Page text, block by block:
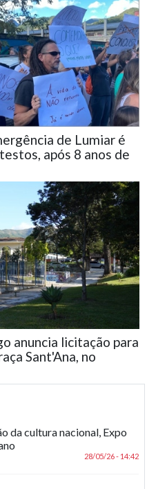
de Lumiar é
após 8 anos de
anuncia licitação para
Sant'Ana, no
da cultura nacional, Expo
28/05/26 - 14:42